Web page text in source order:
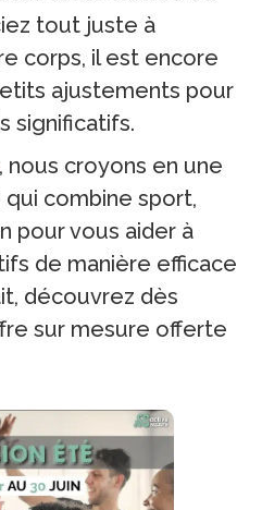
tout juste à
corps, il est encore
ajustements pour
significatifs.
, nous croyons en une
combine sport,
pour vous aider à
de manière efficace
découvrez dès
sur mesure offerte